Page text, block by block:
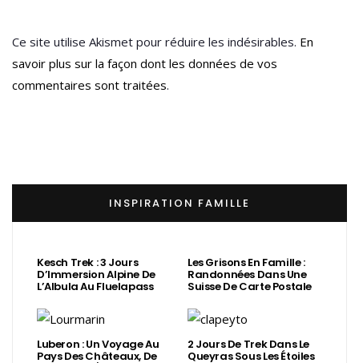
Ce site utilise Akismet pour réduire les indésirables. En
savoir plus sur la façon dont les données de vos
commentaires sont traitées.
INSPIRATION FAMILLE
Kesch Trek : 3 Jours
D’Immersion Alpine De
L’Albula Au Fluelapass
Les Grisons En Famille :
Randonnées Dans Une
Suisse De Carte Postale
Luberon : Un Voyage Au
Pays Des Châteaux, De
2 Jours De Trek Dans Le
Queyras Sous Les Étoiles